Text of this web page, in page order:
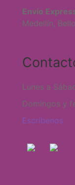
Envío
Medellín,
Lunes a
Domingos y
Escríbenos